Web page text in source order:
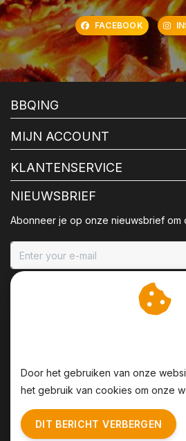
FACEBOOK
BBQING
MIJN ACCOUNT
KLANTENSERVICE
NIEUWSBRIEF
Abonneer je op onze nieuwsbrief om
Algemene voorwaarden |
Door het gebruiken van onze
het gebruik van cookies om onze
DIT BERICHT VERBERGEN